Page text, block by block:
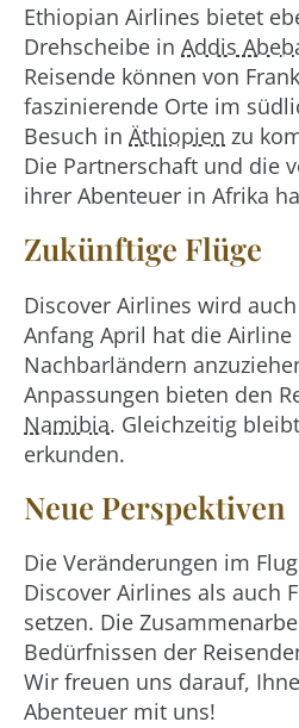
Ethiopian Airlines bietet
Drehscheibe in Addis
Reisende können von
faszinierende Orte im
Besuch in Äthiopien zu
Die Partnerschaft und die
ihrer Abenteuer in Afrika
Zukünftige Flüge
Discover Airlines wird
Anfang April hat die
Nachbarländern
Anpassungen bieten den
Namibia. Gleichzeitig
erkunden.
Neue Perspektiven
Die Veränderungen im
Discover Airlines als auch
setzen. Die
Bedürfnissen der
Wir freuen uns darauf,
Abenteuer mit uns!